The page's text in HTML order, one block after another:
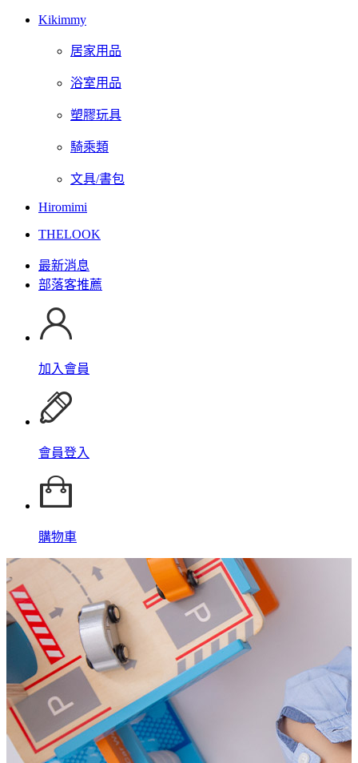
Kikimmy
居家用品
浴室用品
塑膠玩具
騎乘類
文具/書包
Hiromimi
THELOOK
最新消息
部落客推薦
加入會員
會員登入
購物車